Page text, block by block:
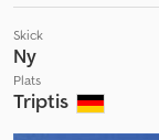
Skick
Ny
Plats
Triptis